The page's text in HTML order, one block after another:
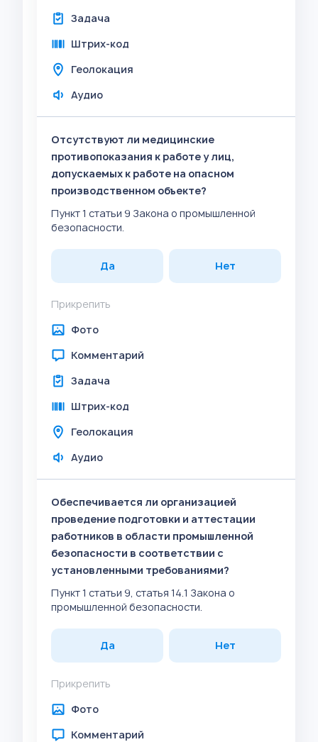
Задача
Штрих-код
Геолокация
Аудио
Отсутствуют ли медицинские
противопоказания к работе у лиц,
допускаемых к работе на опасном
производственном объекте?
Пункт 1 статьи 9 Закона о промышленной
безопасности.
Да Нет
Прикрепить
Фото
Комментарий
Задача
Штрих-код
Геолокация
Аудио
Обеспечивается ли организацией
проведение подготовки и аттестации
работников в области промышленной
безопасности в соответствии с
установленными требованиями?
Пункт 1 статьи 9, статья 14.1 Закона о
промышленной безопасности.
Да Нет
Прикрепить
Фото
Комментарий